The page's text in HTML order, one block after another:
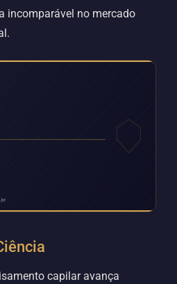
incomparável no mercado
capilar avança